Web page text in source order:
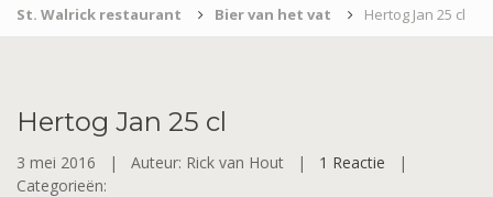
St. Walrick restaurant Bier van het vat Hertog Jan 25 cl
Hertog Jan 25 cl
3 mei 2016 | Auteur: Rick van Hout | 1 Reactie |
Categorieën: